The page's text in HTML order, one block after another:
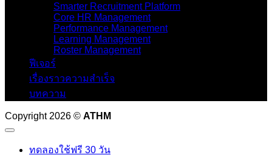
Smarter Recruitment Platform
Core HR Management
Performance Management
Learning Management
Roster Management
ฟีเจอร์
เรื่องราวความสำเร็จ
บทความ
Copyright 2026 © ATHM
ทดลองใช้ฟรี 30 วัน